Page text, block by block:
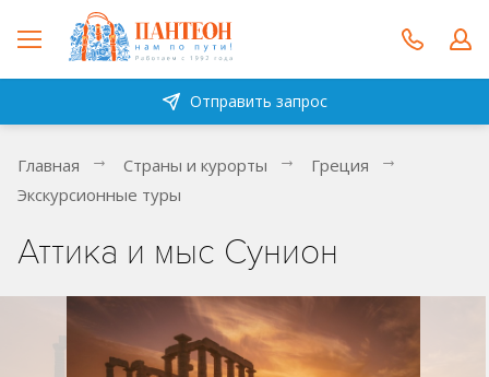
Отправить запрос
Главная Страны и курорты
Греция
Экскурсионные туры
Аттика и мыс Сунион